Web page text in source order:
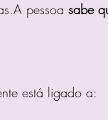
pessoa sabe
está ligado a: